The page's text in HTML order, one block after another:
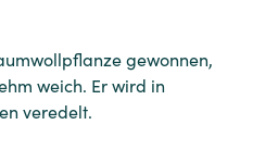
gewonnen,
weich. Er wird in
veredelt.